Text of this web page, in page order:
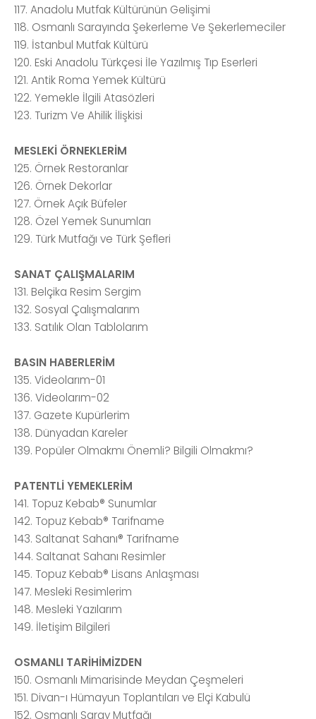
117. Anadolu Mutfak Kültürünün Gelişimi
118. Osmanlı Sarayında Şekerleme Ve Şekerlemeciler
119. İstanbul Mutfak Kültürü
120. Eski Anadolu Türkçesi İle Yazılmış Tıp Eserleri
121. Antik Roma Yemek Kültürü
122. Yemekle İlgili Atasözleri
123. Turizm Ve Ahilik İlişkisi
MESLEKİ ÖRNEKLERİM
125. Örnek Restoranlar
126. Örnek Dekorlar
127. Örnek Açık Büfeler
128. Özel Yemek Sunumları
129. Türk Mutfağı ve Türk Şefleri
SANAT ÇALIŞMALARIM
131. Belçika Resim Sergim
132. Sosyal Çalışmalarım
133. Satılık Olan Tablolarım
BASIN HABERLERİM
135. Videolarım-01
136. Videolarım-02
137. Gazete Kupürlerim
138. Dünyadan Kareler
139. Popüler Olmakmı Önemli? Bilgili Olmakmı?
PATENTLİ YEMEKLERİM
141. Topuz Kebab® Sunumlar
142. Topuz Kebab® Tarifname
143. Saltanat Sahanı® Tarifname
144. Saltanat Sahanı Resimler
145. Topuz Kebab® Lisans Anlaşması
147. Mesleki Resimlerim
148. Mesleki Yazılarım
149. İletişim Bilgileri
OSMANLI TARİHİMİZDEN
150. Osmanlı Mimarisinde Meydan Çeşmeleri
151. Divan-ı Hümayun Toplantıları ve Elçi Kabulü
152. Osmanlı Saray Mutfağı